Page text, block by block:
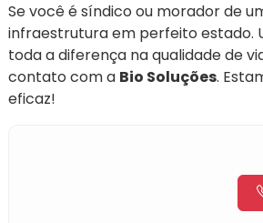
Se você é síndico ou morador de
infraestrutura em perfeito estado.
toda a diferença na qualidade de
contato com a Bio Soluções.
eficaz!